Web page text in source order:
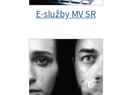
E-služby MV SR